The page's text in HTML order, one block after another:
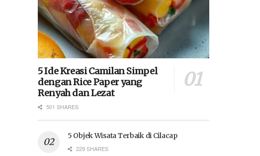
5 Ide Kreasi Camilan Simpel
dengan Rice Paper yang
Renyah dan Lezat
501 SHARES
5 Objek Wisata Terbaik di Cilacap
229 SHARES